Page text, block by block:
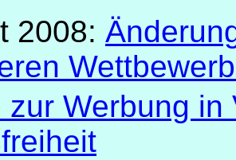
2008:
zur Werbung